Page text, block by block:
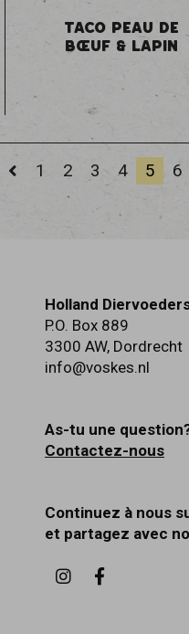
TACO PEAU DE
BŒUF & LAPIN
1 2 3 4 5 6
Holland
P.O. Box 889
3300 AW, Dordrecht
info@voskes.nl
As-tu une
Contactez-nous
Continuez à nous
et partagez avec